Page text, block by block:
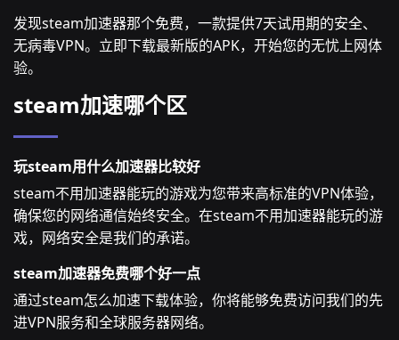
发现steam加速器那个免费，一款提供7天试用期的安全、
无病毒VPN。立即下载最新版的APK，开始您的无忧上网体
验。
steam加速哪个区
玩steam用什么加速器比较好
steam不用加速器能玩的游戏为您带来高标准的VPN体验，
确保您的网络通信始终安全。在steam不用加速器能玩的游
戏，网络安全是我们的承诺。
steam加速器免费哪个好一点
通过steam怎么加速下载体验，你将能够免费访问我们的先
进VPN服务和全球服务器网络。